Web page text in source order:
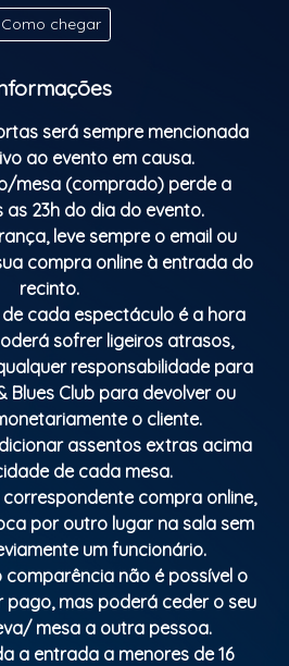
M/16
Como chegar
será sempre mencionada
ao evento em causa.
mesa (comprado) perde a
23h do dia do evento.
leve sempre o email ou
compra online à entrada do
recinto.
de cada espectáculo é a hora
sofrer ligeiros atrasos,
responsabilidade para
Blues Club para devolver ou
o cliente.
assentos extras acima
de cada mesa.
correspondente compra online,
por outro lugar na sala sem
um funcionário.
comparência não é possível o
pago, mas poderá ceder o seu
mesa a outra pessoa.
a entrada a menores de 16